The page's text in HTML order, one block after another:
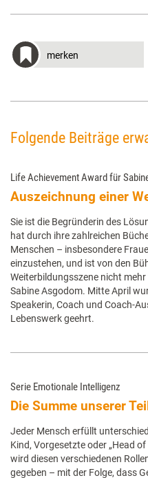
merken
Folgende Beiträge
Life Achievement Award für
Auszeichnung einer
Sie ist die Begründerin des
hat durch ihre zahlreichen
Menschen – insbesondere
einzustehen, und ist von den
Weiterbildungsszene nicht
Sabine Asgodom. Mitte April
Speakerin, Coach und Coach-
Lebenswerk geehrt.
Serie Emotionale Intelligenz
Die Summe unserer
Jeder Mensch erfüllt
Kind, Vorgesetzte oder „Head
wird diesen verschiedenen
gegeben – mit der Folge, dass